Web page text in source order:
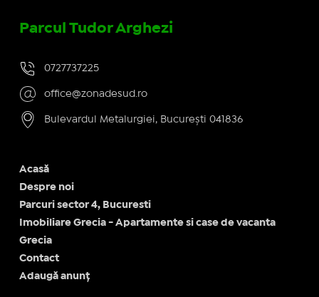
Parcul Tudor Arghezi
0727737225
office@zonadesud.ro
Bulevardul Metalurgiei, București 041836
Acasă
Despre noi
Parcuri sector 4, Bucuresti
Imobiliare Grecia - Apartamente si case de vacanta
Grecia
Contact
Adaugă anunț